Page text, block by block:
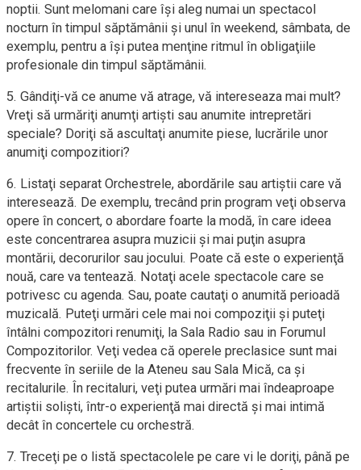
noptii. Sunt melomani care îşi aleg numai un spectacol
nocturn în timpul săptămânii şi unul în weekend, sâmbata, de
exemplu, pentru a îşi putea menţine ritmul în obligaţiile
profesionale din timpul săptămânii.
5. Gândiţi-vă ce anume vă atrage, vă intereseaza mai mult?
Vreţi să urmăriţi anumţi artişti sau anumite intrepretări
speciale? Doriţi să ascultaţi anumite piese, lucrările unor
anumiţi compozitiori?
6. Listaţi separat Orchestrele, abordările sau artiştii care vă
interesează. De exemplu, trecând prin program veţi observa
opere în concert, o abordare foarte la modă, în care ideea
este concentrarea asupra muzicii şi mai puţin asupra
montării, decorurilor sau jocului. Poate că este o experienţă
nouă, care va tentează. Notaţi acele spectacole care se
potrivesc cu agenda. Sau, poate cautaţi o anumită perioadă
muzicală. Puteţi urmări cele mai noi compoziţii şi puteţi
întâlni compozitori renumiţi, la Sala Radio sau in Forumul
Compozitorilor. Veţi vedea că operele preclasice sunt mai
frecvente în seriile de la Ateneu sau Sala Mică, ca şi
recitalurile. În recitaluri, veţi putea urmări mai îndeaproape
artiştii solişti, într-o experienţă mai directă şi mai intimă
decât în concertele cu orchestră.
7. Treceţi pe o listă spectacolele pe care vi le doriţi, până pe